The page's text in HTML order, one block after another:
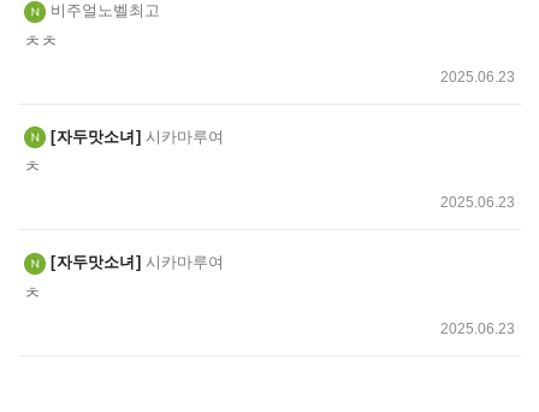
비주얼노벨최고
ㅊㅊ
2025.06.23
자두맛소녀 시카마루여
ㅊ
2025.06.23
자두맛소녀 시카마루여
ㅊ
2025.06.23